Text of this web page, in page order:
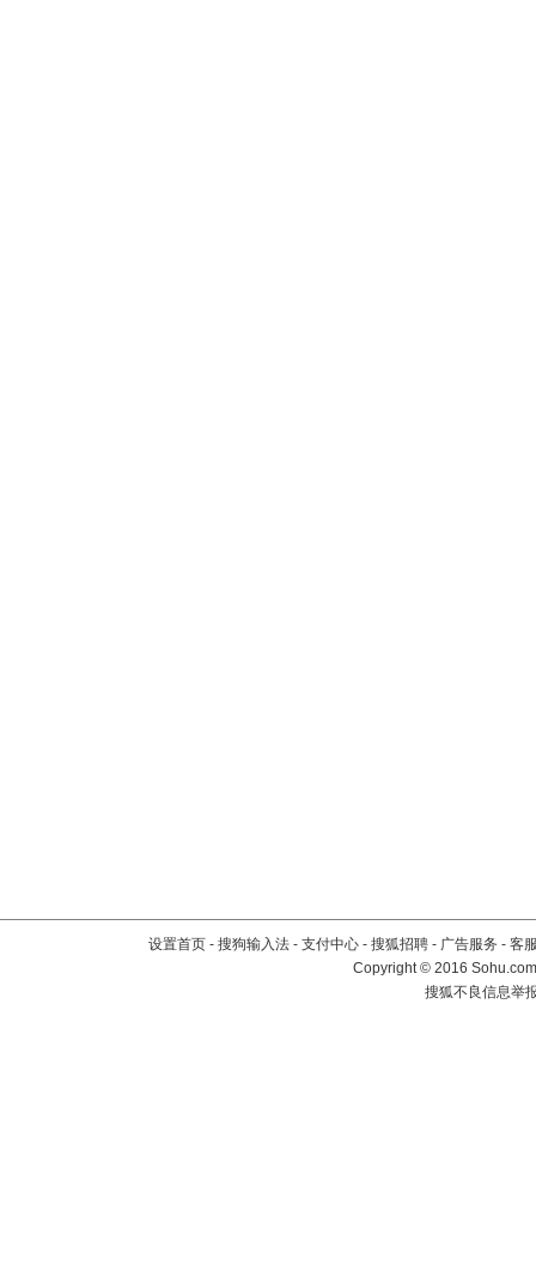
设置首页 - 搜狗输入法 - 支付中心 - 搜狐招聘 - 广告服务 - 客
Copyright©2016
搜狐不良信息举